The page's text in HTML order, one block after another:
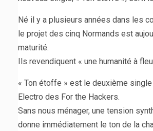
Né il y a plusieurs années dans les
le projet des cinq Normands est
maturité.
Ils revendiquent « une humanité à
« Ton étoffe » est le deuxième
Electro des For the Hackers.
Sans nous ménager, une tension
donne immédiatement le ton de la